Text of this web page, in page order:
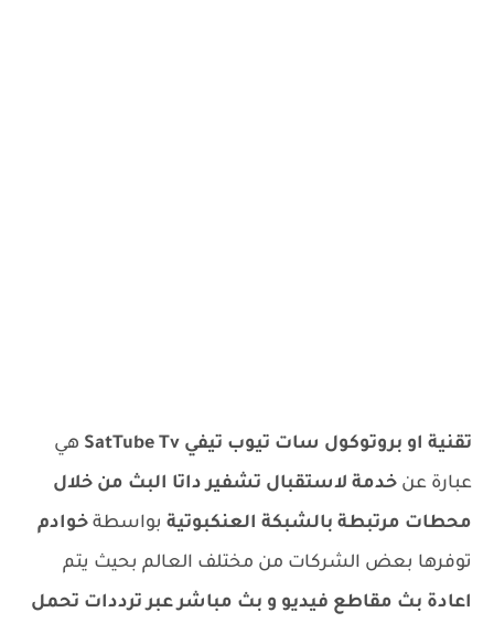
تقنية او بروتوكول سات تيوب تيفي SatTube Tv
هي
عبارة عن خدمة لاستقبال تشفير داتا البث من خلال
محطات مرتبطة بالشبكة العنكبوتية بواسطة خوادم
توفرها بعض الشركات من مختلف العالم بحيث يتم
اعادة بث مقاطع فيديو و بث مباشر عبر ترددات تحمل